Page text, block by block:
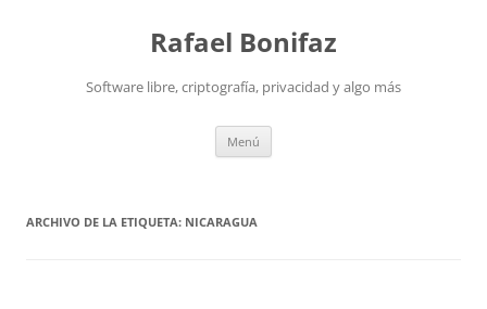
Rafael Bonifaz
Software libre, criptografía, privacidad y algo más
Menú
ARCHIVO DE LA ETIQUETA: NICARAGUA